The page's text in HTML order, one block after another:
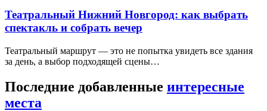
Театральный Нижний Новгород: как выбрать
спектакль и собрать вечер
Театральный маршрут — это не попытка увидеть все здания
за день, а выбор подходящей сцены…
Последние добавленные интересные
места